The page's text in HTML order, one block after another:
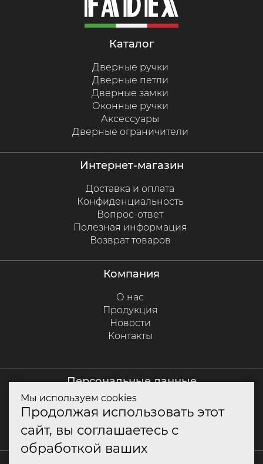
каталог
Дверные ручки
Дверные петли
Дверные замки
Оконные ручки
Аксессуары
Дверные ограничители
интернет-магазин
Доставка и оплата
Конфиденциальность
Вопрос-ответ
Полезная информация
Возврат товаров
компания
О нас
Продукция
Новости
Контакты
персональные данные
Политика куки
Политика конфиденциальности
Согласие на обработку персональных данных
Мы используем cookies
Продолжая использовать этот
сайт, вы соглашаетесь с
обработкой ваших